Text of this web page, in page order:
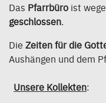
Das Pfarrbüro ist
geschlossen.
Die Zeiten für die
Aushängen und dem
Unsere Kollekten: